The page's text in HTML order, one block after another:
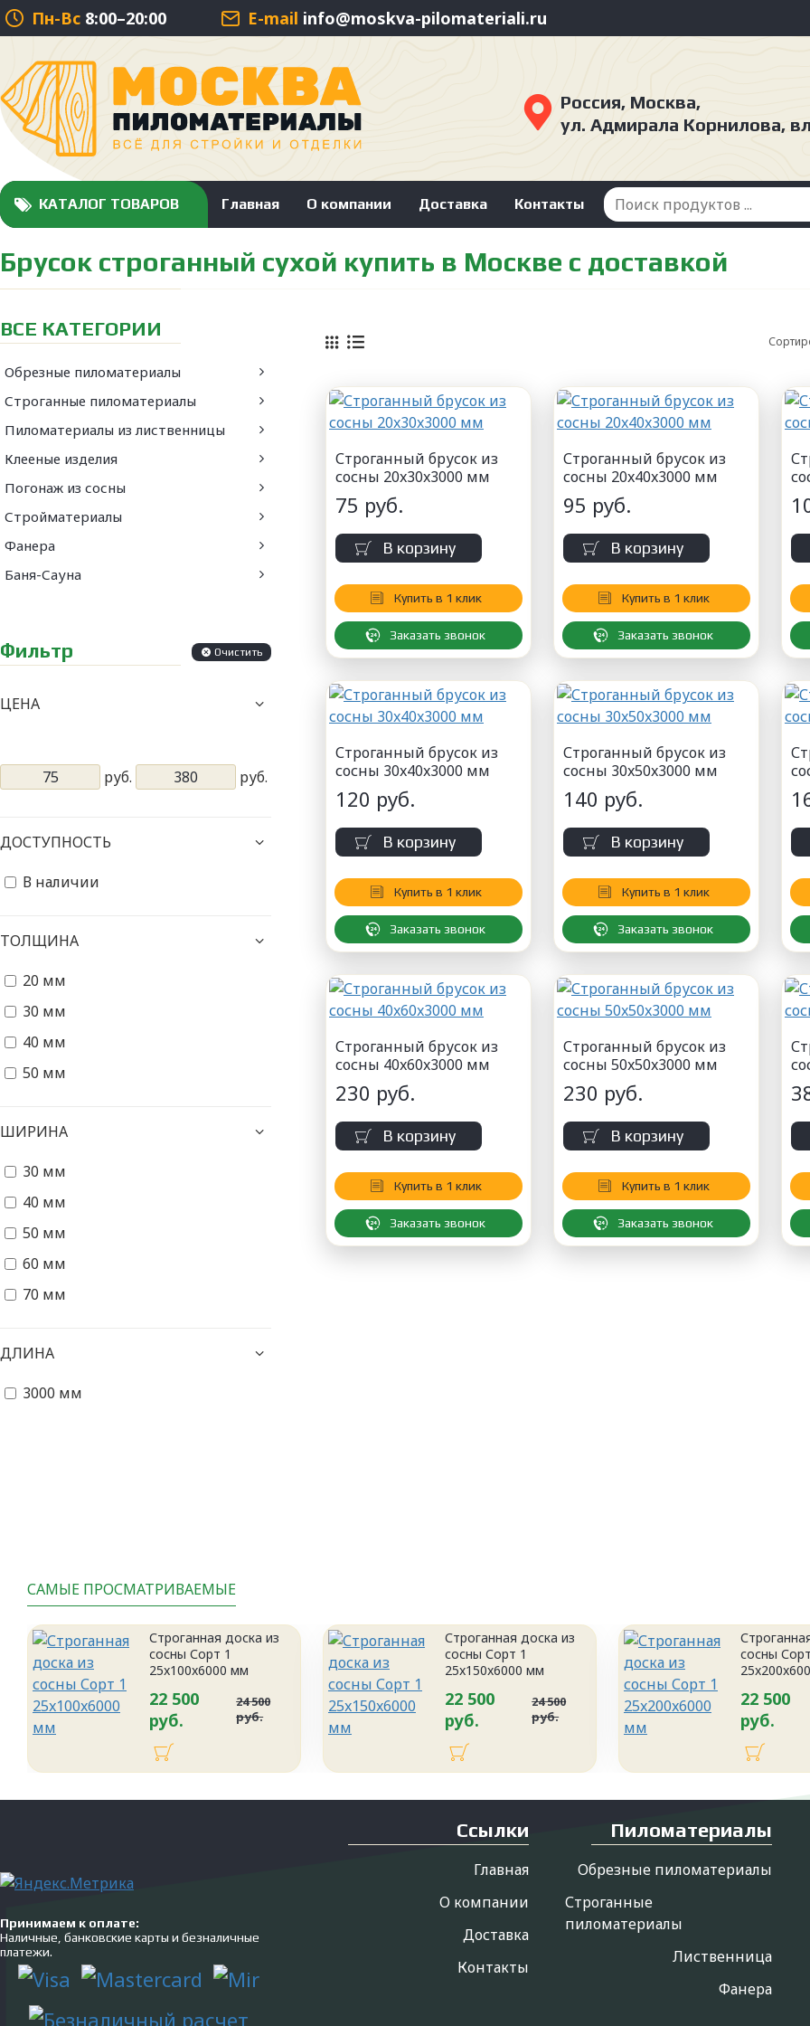
Пн-Вс 8:00–20:00 E-mail info@moskva-pilomateriali.ru
Россия, Москва,
ул. Адмирала Корнилова,
КАТАЛОГ ТОВАРОВ Главная О компании Доставка Контакты
Брусок строганный сухой купить в Москве с доставкой
ВСЕ КАТЕГОРИИ
Обрезные пиломатериалы
Строганные пиломатериалы
Пиломатериалы из лиственницы
Клееные изделия
Погонаж из сосны
Стройматериалы
Фанера
Баня-Сауна
Фильтр Очистить
ЦЕНА
руб. руб.
ТОЛЩИНА
20 мм
30 мм
40 мм
50 мм
ШИРИНА
30 мм
40 мм
50 мм
60 мм
70 мм
ДЛИНА
3000 мм
ДОСТУПНОСТЬ
В наличии
Строганный брусок из
сосны 20x30x3000 мм
75 руб.
В корзину
Купить в 1 клик
Заказать звонок
Строганный брусок из
сосны 20x40x3000 мм
95 руб.
В корзину
Купить в 1 клик
Заказать звонок
Строганный брусок из
сосны 30x40x3000 мм
120 руб.
В корзину
Купить в 1 клик
Заказать звонок
Строганный брусок из
сосны 30x50x3000 мм
140 руб.
В корзину
Купить в 1 клик
Заказать звонок
Строганный брусок из
сосны 40x60x3000 мм
230 руб.
В корзину
Купить в 1 клик
Заказать звонок
Строганный брусок из
сосны 50x50x3000 мм
230 руб.
В корзину
Купить в 1 клик
Заказать звонок
САМЫЕ ПРОСМАТРИВАЕМЫЕ
Строганная доска из
сосны Сорт 1
25x100x6000 мм
22 500
руб.
24 500
руб.
Строганная доска из
сосны Сорт 1
25x150x6000 мм
22 500
руб.
24 500
руб.
сосны
22 500
руб.
Принимаем к оплате:
Наличные, банковские карты и безналичные
платежи.
Ссылки
Главная
О компании
Доставка
Контакты
Пиломатериалы
Обрезные пиломатериалы
Строганные
пиломатериалы
Лиственница
Фанера